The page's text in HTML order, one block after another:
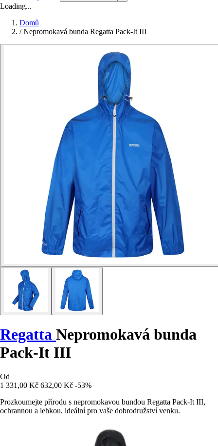
Loading...
Domů
/ Nepromokavá bunda Regatta Pack-It III
Regatta Nepromokavá bunda
Pack-It III
Od
1 331,00 Kč 632,00 Kč -53%
Prozkoumejte přírodu s nepromokavou bundou Regatta Pack-It III,
ochrannou a lehkou, ideální pro vaše dobrodružství venku.